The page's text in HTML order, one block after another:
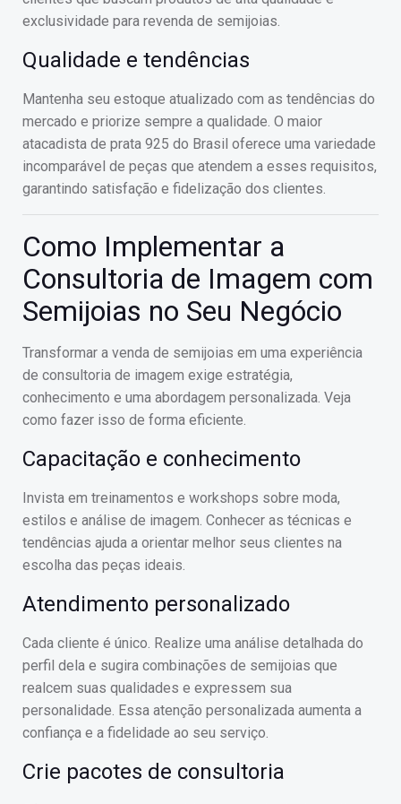
exclusividade para revenda de semijoias.
Qualidade e tendências
Mantenha seu estoque atualizado com as tendências do
mercado e priorize sempre a qualidade. O maior
atacadista de prata 925 do Brasil oferece uma variedade
incomparável de peças que atendem a esses requisitos,
garantindo satisfação e fidelização dos clientes.
Como Implementar a
Consultoria de Imagem com
Semijoias no Seu Negócio
Transformar a venda de semijoias em uma experiência
de consultoria de imagem exige estratégia,
conhecimento e uma abordagem personalizada. Veja
como fazer isso de forma eficiente.
Capacitação e conhecimento
Invista em treinamentos e workshops sobre moda,
estilos e análise de imagem. Conhecer as técnicas e
tendências ajuda a orientar melhor seus clientes na
escolha das peças ideais.
Atendimento personalizado
Cada cliente é único. Realize uma análise detalhada do
perfil dela e sugira combinações de semijoias que
realcem suas qualidades e expressem sua
personalidade. Essa atenção personalizada aumenta a
confiança e a fidelidade ao seu serviço.
Crie pacotes de consultoria